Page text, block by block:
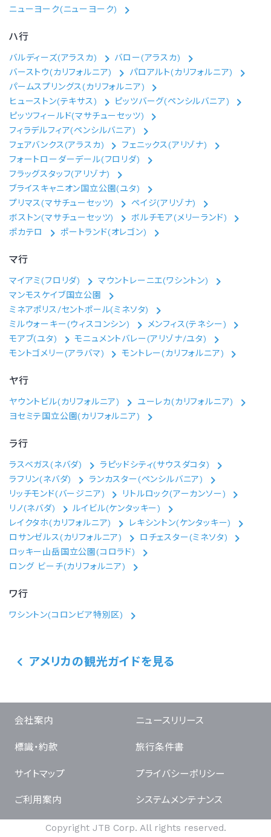
ニューヨーク(ニューヨーク)
ハ行
バルディーズ(アラスカ)
バロー(アラスカ)
バーストウ(カリフォルニア)
パロアルト(カリフォルニア)
パームスプリングス(カリフォルニア)
ヒューストン(テキサス)
ピッツバーグ(ペンシルバニア)
ピッツフィールド(マサチューセッツ)
フィラデルフィア(ペンシルバニア)
フェアバンクス(アラスカ)
フェニックス(アリゾナ)
フォートローダーデール(フロリダ)
フラッグスタッフ(アリゾナ)
ブライスキャニオン国立公園(ユタ)
プリマス(マサチューセッツ)
ペイジ(アリゾナ)
ボストン(マサチューセッツ)
ボルチモア(メリーランド)
ポカテロ
ポートランド(オレゴン)
マ行
マイアミ(フロリダ)
マウントレーニエ(ワシントン)
マンモスケイブ国立公園
ミネアポリス/セントポール(ミネソタ)
ミルウォーキー(ウィスコンシン)
メンフィス(テネシー)
モアブ(ユタ)
モニュメントバレー(アリゾナ/ユタ)
モントゴメリー(アラバマ)
モントレー(カリフォルニア)
ヤ行
ヤウントビル(カリフォルニア)
ユーレカ(カリフォルニア)
ヨセミテ国立公園(カリフォルニア)
ラ行
ラスベガス(ネバダ)
ラピッドシティ(サウスダコタ)
ラフリン(ネバダ)
ランカスター(ペンシルバニア)
リッチモンド(バージニア)
リトルロック(アーカンソー)
リノ(ネバダ)
ルイビル(ケンタッキー)
レイクタホ(カリフォルニア)
レキシントン(ケンタッキー)
ロサンゼルス(カリフォルニア)
ロチェスター(ミネソタ)
ロッキー山岳国立公園(コロラド)
ロング ビーチ(カリフォルニア)
ワ行
ワシントン(コロンビア特別区)
アメリカの観光ガイドを見る
会社案内 ニュースリリース
標識・約款 旅行条件書
サイトマップ プライバシーポリシー
ご利用案内 システムメンテナンス
Copyright JTB Corp. All rights reserved.